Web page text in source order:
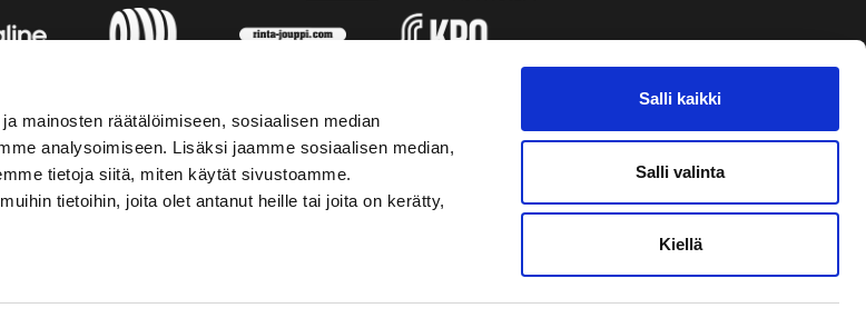
mainosten räätälöimiseen, sosiaalisen median
analysoimiseen. Lisäksi jaamme sosiaalisen median,
tietoja siitä, miten käytät sivustoamme.
tietoihin, joita olet antanut heille tai joita on kerätty,
Salli kaikki
Salli valinta
Kiellä
SOSIAALINEN MEDIA VAASAN SPORT UUTISKIRJE